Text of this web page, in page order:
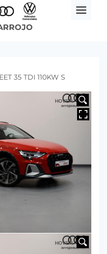
35 TDI 110KW S
HOVER
HOVER